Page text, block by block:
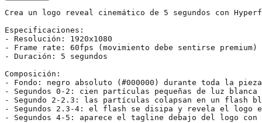
Crea un logo reveal cinemático de 5 segundos con
Especificaciones:
- Resolución: 1920x1080
- Frame rate: 60fps (movimiento debe sentirse premium)
- Duración: 5 segundos
Composición:
- Fondo: negro absoluto (#000000) durante toda la pieza
- Segundos 0-2: cien partículas pequeñas de luz
- Segundo 2-2.3: las partículas colapsan en un flash
- Segundos 2.3-4: el flash se disipa y revela el logo
- Segundos 4-5: aparece el tagline debajo del logo